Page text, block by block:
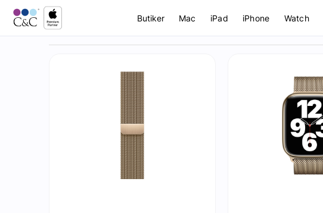
Butiker Mac iPad iPhone Watch